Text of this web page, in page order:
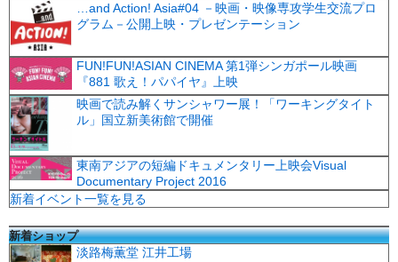
…and Action! Asia#04 －映画・映像専攻学生交流プロ
グラム－公開上映・プレゼンテーション
FUN!FUN!ASIAN CINEMA 第1弾シンガポール映画
『881 歌え！パパイヤ』上映
映画で読み解くサンシャワー展！「ワーキングタイト
ル」国立新美術館で開催
東南アジアの短編ドキュメンタリー上映会Visual
Documentary Project 2016
新着イベント一覧を見る
新着ショップ
淡路梅薫堂 江井工場